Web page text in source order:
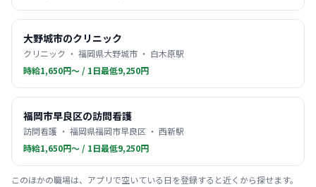
大野城市のクリニック
クリニック ・ 福岡県大野城市 ・ 白木原駅
時給1,650円〜 / 1日最低9,250円
福岡市早良区の訪問看護
訪問看護 ・ 福岡県福岡市早良区 ・ 西新駅
時給1,650円〜 / 1日最低9,250円
このほかの職場は、アプリで空いている日を登録すると近くから探せます。